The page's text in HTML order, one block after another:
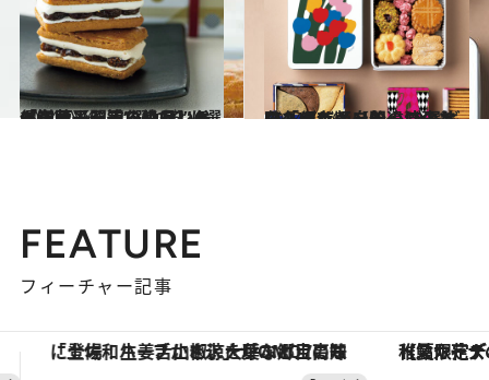
2024.12.6
保存版【間違いのない「洋菓子」手みやげ】6選《知る人ぞ知る絶品レーズンサンド、“溺れる”ほどジューシーなレモンケーキ…》
グルメ 2024.12.6
永久保存版【間違いのない「クッキー缶」10選】味もデザインも一流！ ギフトにも、自分のご褒美にも。
グルメ
FEATURE
フィーチャー記事
【夏限定ディナーコース】旬を迎える稚鮎や花ズッキーニなどをイタリア・トスカーナの郷土料理の手法で満喫！ ヴァシュロン・コンスタンタ